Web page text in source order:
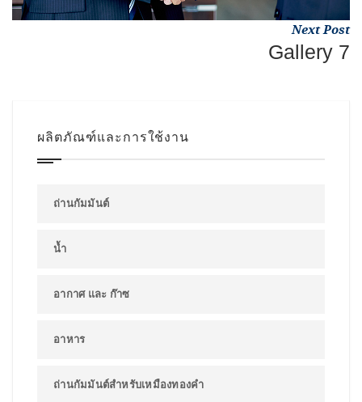
Next Post
Gallery 7
ผลิตภัณฑ์และการใช้งาน
ถ่านกัมมันต์
น้ำ
อากาศ และ ก๊าซ
อาหาร
ถ่านกัมมันต์สำหรับเหมืองทองคำ